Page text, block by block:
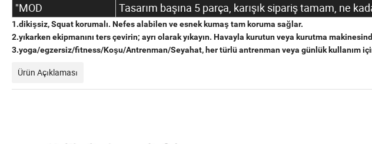
"MOD
Tasarım başına 5 parça, karışık sipariş tamam, ne
1.dikişsiz, Squat korumalı. Nefes alabilen ve esnek kumaş tam koruma sağlar.
2.yıkarken ekipmanını ters çevirin; ayrı olarak yıkayın. Havayla kurutun veya kurutma
3.yoga/egzersiz/fitness/Koşu/Antrenman/Seyahat, her türlü antrenman veya günlük kullanım
Ürün Açıklaması